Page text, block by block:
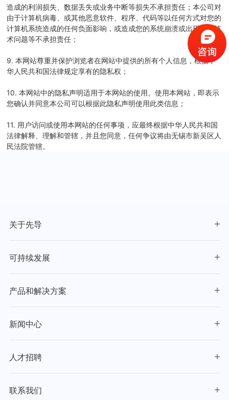
造成的利润损失、数据丢失或业务中断等损失不承担责任；本公司对
由于计算机病毒、或其他恶意软件、程序、代码等以任何方式对您的
计算机系统造成的任何负面影响，或造成您的系统崩溃或出现其他技
术问题等不承担责任；
9. 本网站尊重并保护浏览者在网站中提供的所有个人信息，根据中
华人民共和国法律规定享有的隐私权；
10. 本网站中的隐私声明适用于本网站的使用。使用本网站，即表示
您确认并同意本公司可以根据此隐私声明使用此类信息；
11. 用户访问或使用本网站的任何事项，应最终根据中华人民共和国
法律解释、理解和管辖，并且您同意，任何争议将由无锡市新吴区人
民法院管辖。
关于先导
可持续发展
产品和解决方案
新闻中心
人才招聘
联系我们